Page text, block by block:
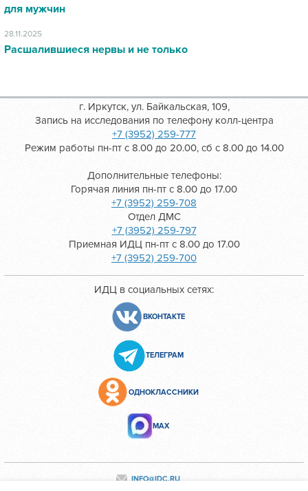
для мужчин
28.11.2025
Расшалившиеся нервы и не только
г. Иркутск, ул. Байкальская, 109,
Запись на исследования по телефону колл-центра
+7 (3952) 259-777
Режим работы пн-пт с 8.00 до 20.00, сб с 8.00 до 14.00
Дополнительные телефоны:
Горячая линия пн-пт с 8.00 до 17.00
+7 (3952) 259-708
Отдел ДМС
+7 (3952) 259-797
Приемная ИДЦ пн-пт с 8.00 до 17.00
+7 (3952) 259-700
ИДЦ в социальных сетях:
ВКОНТАКТЕ
ТЕЛЕГРАМ
ОДНОКЛАССНИКИ
МАХ
INFO@IDC.RU